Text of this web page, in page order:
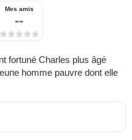
Mes amis
--
fortuné Charles plus âgé
homme pauvre dont elle